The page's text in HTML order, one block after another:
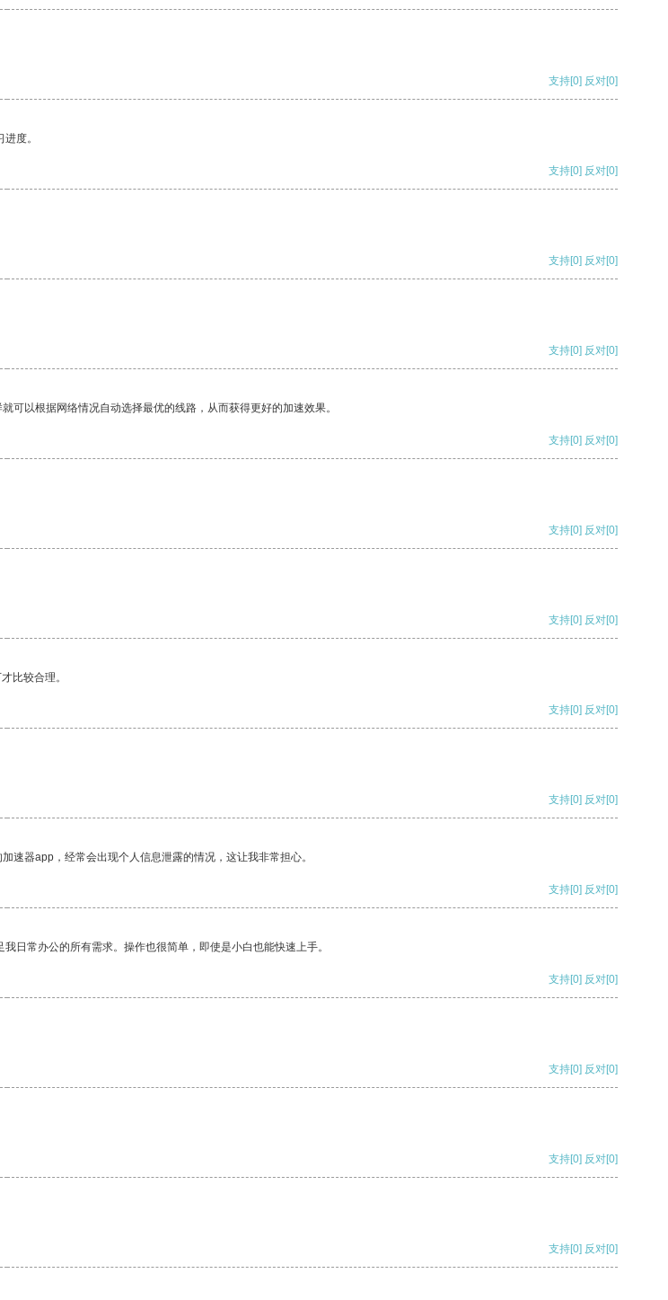
支持[0] 反对[0]
度。
支持[0] 反对[0]
支持[0] 反对[0]
支持[0] 反对[0]
以根据网络情况自动选择最优的线路，从而获得更好的加速效果。
支持[0] 反对[0]
支持[0] 反对[0]
支持[0] 反对[0]
比较合理。
支持[0] 反对[0]
支持[0] 反对[0]
速器app，经常会出现个人信息泄露的情况，这让我非常担心。
支持[0] 反对[0]
日常办公的所有需求。操作也很简单，即使是小白也能快速上手。
支持[0] 反对[0]
支持[0] 反对[0]
支持[0] 反对[0]
支持[0] 反对[0]